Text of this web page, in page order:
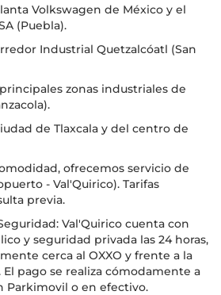
Volkswagen de México y el
(Puebla).
Industrial Quetzalcóatl (San
zonas industriales de
de Tlaxcala y del centro de
ofrecemos servicio de
- Val'Quirico). Tarifas
previa.
Val'Quirico cuenta con
y seguridad privada las 24 horas,
cerca al OXXO y frente a la
pago se realiza cómodamente a
Parkimovil o en efectivo.